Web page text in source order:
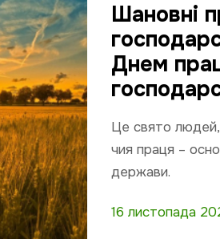
Шановні
Днем
Це свято людей,
чия праця –
держави.
16 листопада